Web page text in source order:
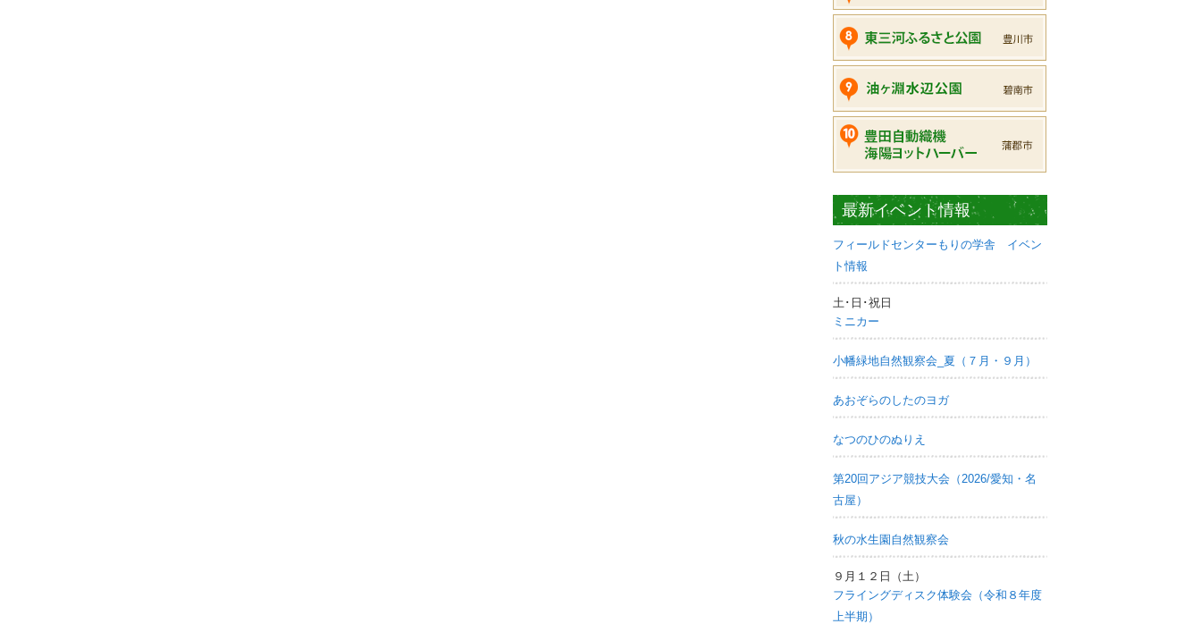
最新イベント情報
フィールドセンターもりの学舎 イベン
ト情報
土･日･祝日
ミニカー
小幡緑地自然観察会_夏（７月・９月）
あおぞらのしたのヨガ
なつのひのぬりえ
第20回アジア競技大会（2026/愛知・名
古屋）
秋の水生園自然観察会
９月１２日（土）
フライングディスク体験会（令和８年度
上半期）